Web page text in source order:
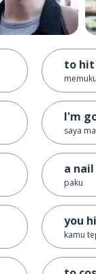
to hit
I'm
saya
a nail
paku
you
kamu